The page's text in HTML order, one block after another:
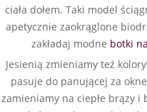
ciała dołem. Taki model
apetycznie zaokrąglone
zakładaj modne botki
Jesienią zmieniamy też
pasuje do panującej za
zamieniamy na ciepłe brązy i